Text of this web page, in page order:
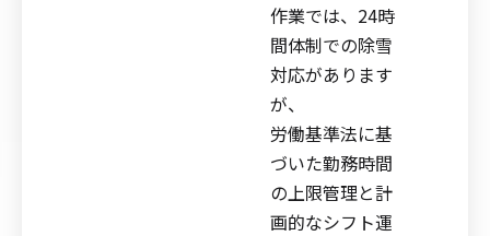
作業では、24時
間体制での除雪
対応があります
が、
労働基準法に基
づいた勤務時間
の上限管理と計
画的なシフト運